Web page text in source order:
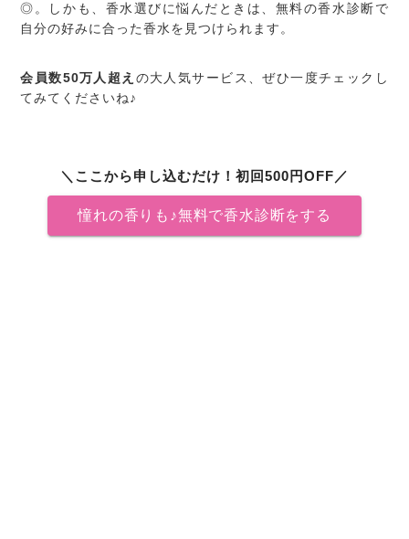
◎。しかも、香水選びに悩んだときは、無料の香水診断で
自分の好みに合った香水を見つけられます。
会員数50万人超え の大人気サービス、ぜひ一度チェックし
てみてくださいね♪
＼ここから申し込むだけ！初回500円OFF／
憧れの香りも♪無料で香水診断をする